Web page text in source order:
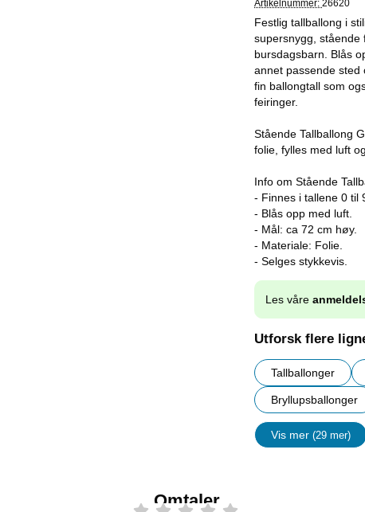
Artikelnummer: 26620
Festlig tallballong i
supersnygg, stående
bursdagsbarn. Blås
annet passende sted
fin ballongtall som
feiringer.
Stående Tallballong
folie, fylles med luft
Info om Stående
- Finnes i tallene 0 til
- Blås opp med luft.
- Mål: ca 72 cm høy.
- Materiale: Folie.
- Selges stykkevis.
Les våre
Utforsk flere
Tallballonger
Bryllupsballonger
Vis mer (29 mer)
Omtaler